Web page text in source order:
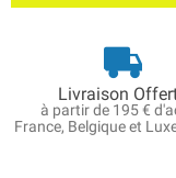
Livraison
à partir de 195 €
France, Belgique et